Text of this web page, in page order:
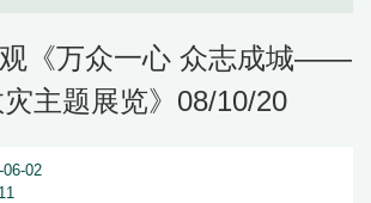
《万众一心 众志成城——
主题展览》08/10/20
06-02